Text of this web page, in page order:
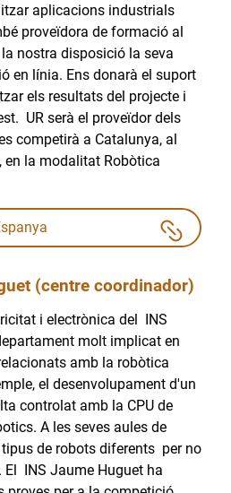
aplicacions industrials
proveïdora de formació al
nostra disposició la seva
en línia. Ens donarà el suport
els resultats del projecte i
UR serà el proveïdor dels
competirà a Catalunya, al
en la modalitat Robòtica
(centre coordinador)
i electrònica del INS
molt implicat en
amb la robòtica
el desenvolupament d'un
controlat amb la CPU de
A les seves aules de
de robots diferents per no
INS Jaume Huguet ha